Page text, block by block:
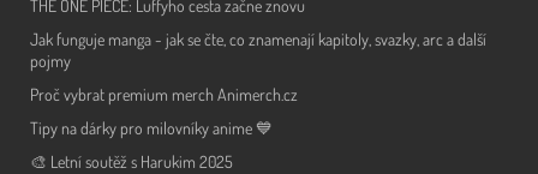
THE ONE PIECE: Luffyho cesta začne znovu
Jak funguje manga - jak se čte, co znamenají kapitoly, svazky, arc a další
pojmy
Proč vybrat premium merch Animerch.cz
Tipy na dárky pro milovníky anime 💙
🎨 Letní soutěž s Harukim 2025